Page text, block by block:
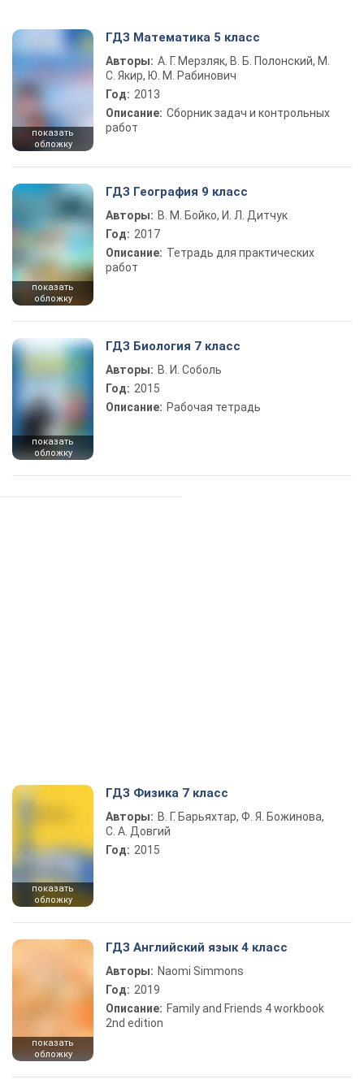
показать
обложку
ГДЗ Математика 5 класс
Авторы: А. Г. Мерзляк, В. Б. Полонский, М.
С. Якир, Ю. М. Рабинович
Год: 2013
Описание: Сборник задач и контрольных
работ
показать
обложку
ГДЗ География 9 класс
Авторы: В. М. Бойко, И. Л. Дитчук
Год: 2017
Описание: Тетрадь для практических
работ
показать
обложку
ГДЗ Биология 7 класс
Авторы: В. И. Соболь
Год: 2015
Описание: Рабочая тетрадь
показать
обложку
ГДЗ Физика 7 класс
Авторы: В. Г. Барьяхтар, Ф. Я. Божинова,
С. А. Довгий
Год: 2015
показать
обложку
ГДЗ Английский язык 4 класс
Авторы: Naomi Simmons
Год: 2019
Описание: Family and Friends 4 workbook
2nd edition